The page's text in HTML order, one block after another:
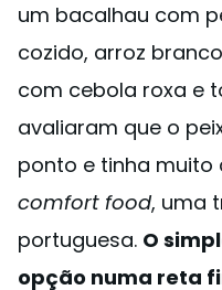
um bacalhau com
cozido, arroz
com cebola roxa e
avaliaram que o
ponto e tinha muito
comfort food, uma
portuguesa. O
opção numa reta